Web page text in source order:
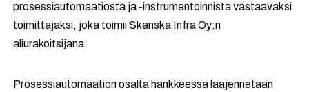
prosessiautomaatiosta ja -instrumentoinnista vastaavaksi
toimittajaksi, joka toimii Skanska Infra Oy:n
aliurakoitsijana.
Prosessiautomaation osalta hankkeessa laajennetaan